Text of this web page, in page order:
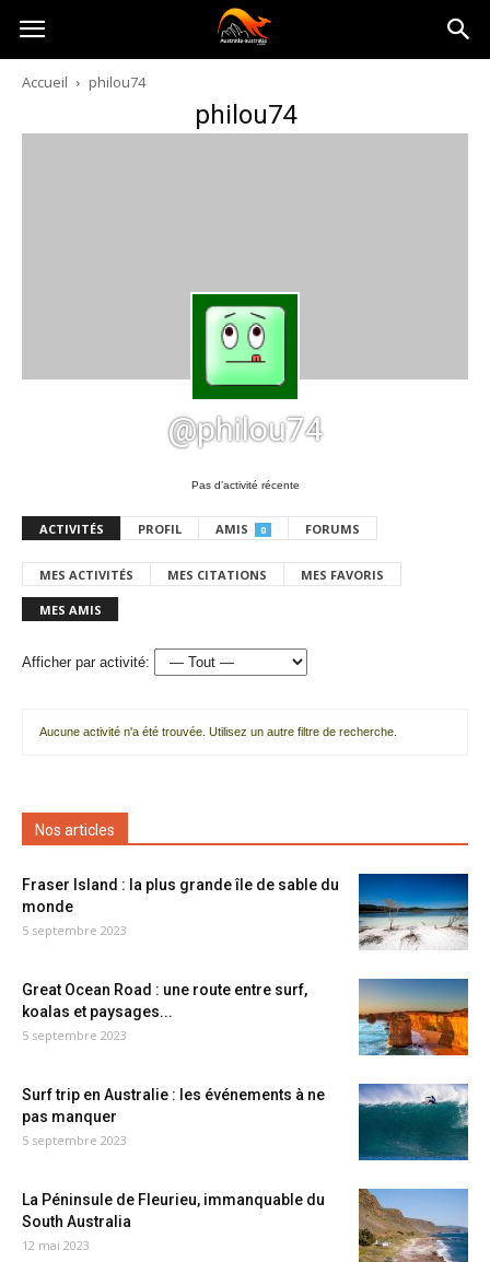
Australia-
australie.com
Accueil philou74
philou74
@philou74
Pas d’activité récente
ACTIVITÉS PROFIL AMIS 0 FORUMS
MES ACTIVITÉS MES CITATIONS MES FAVORIS
MES AMIS
Afficher par activité:
Aucune activité n'a été trouvée. Utilisez un autre filtre de recherche.
Nos articles
Fraser Island : la plus grande île de sable du
monde
5 septembre 2023
Great Ocean Road : une route entre surf,
koalas et paysages...
5 septembre 2023
Surf trip en Australie : les événements à ne
pas manquer
5 septembre 2023
La Péninsule de Fleurieu, immanquable du
South Australia
12 mai 2023